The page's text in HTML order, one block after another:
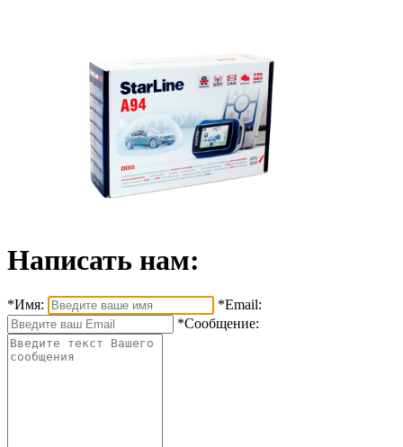
Написать нам:
*Имя:
*Email:
*Сообщение: